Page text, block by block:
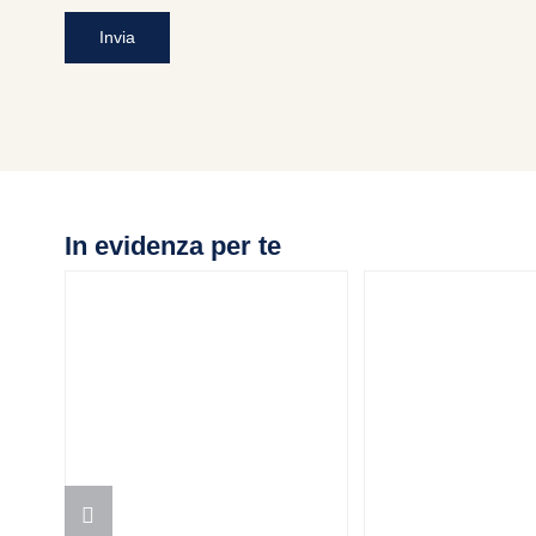
In evidenza per te